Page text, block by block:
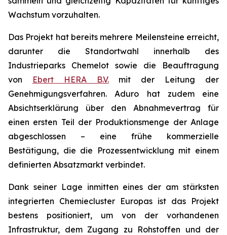
Wachstum vorzuhalten.
Das Projekt hat bereits mehrere Meilensteine erreicht,
darunter die Standortwahl innerhalb des
Industrieparks Chemelot sowie die Beauftragung
von
Ebert HERA B.V.mit der Leitung der
Genehmigungsverfahren. Aduro hat zudem eine
Absichtserklärung über den Abnahmevertrag für
einen ersten Teil der Produktionsmenge der Anlage
abgeschlossen – eine frühe kommerzielle
Bestätigung, die die Prozessentwicklung mit einem
definierten Absatzmarkt verbindet.
Dank seiner Lage inmitten eines der am stärksten
integrierten Chemiecluster Europas ist das Projekt
bestens positioniert, um von der vorhandenen
Infrastruktur, dem Zugang zu Rohstoffen und der